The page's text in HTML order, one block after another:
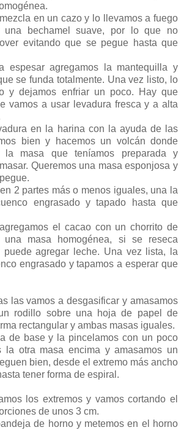
en un cazo y lo llevamos a fuego
una bechamel suave, por lo que no
evitando que se pegue hasta que
espesar agregamos la mantequilla y
se funda totalmente. Una vez listo, lo
y dejamos enfriar un poco. Hay que
vamos a usar levadura fresca y a alta
en la harina con la ayuda de las
bien y hacemos un volcán donde
la masa que teníamos preparada y
Queremos una masa esponjosa y
2 partes más o menos iguales, una la
engrasado y tapado hasta que
el cacao con un chorrito de
una masa homogénea, si se reseca
puede agregar leche. Una vez lista, la
engrasado y tapamos a esperar que
las vamos a desgasificar y amasamos
rodillo sobre una hoja de papel de
rectangular y ambas masas iguales.
de base y la pincelamos con un poco
la otra masa encima y amasamos un
bien, desde el extremo más ancho
tener forma de espiral.
los extremos y vamos cortando el
de unos 3 cm.
de horno y metemos en el horno